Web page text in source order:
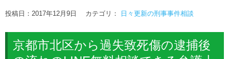
投稿日：2017年12月9日 カテゴリ： 日々更新の刑事事件相談
京都市北区から過失致死傷の逮捕後